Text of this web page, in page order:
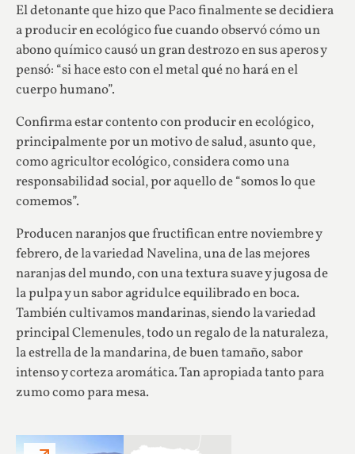
El detonante que hizo que Paco finalmente se decidiera
a producir en ecológico fue cuando observó cómo un
abono químico causó un gran destrozo en sus aperos y
pensó: “si hace esto con el metal qué no hará en el
cuerpo humano”.
Confirma estar contento con producir en ecológico,
principalmente por un motivo de salud, asunto que,
como agricultor ecológico, considera como una
responsabilidad social, por aquello de “somos lo que
comemos”.
Producen naranjos que fructifican entre noviembre y
febrero, de la variedad Navelina, una de las mejores
naranjas del mundo, con una textura suave y jugosa de
la pulpa y un sabor agridulce equilibrado en boca.
También cultivamos mandarinas, siendo la variedad
principal Clemenules, todo un regalo de la naturaleza,
la estrella de la mandarina, de buen tamaño, sabor
intenso y corteza aromática. Tan apropiada tanto para
zumo como para mesa.